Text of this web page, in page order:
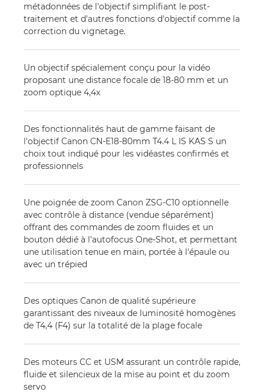
métadonnées de l'objectif simplifiant le post-
traitement et d'autres fonctions d'objectif comme la
correction du vignetage.
Un objectif spécialement conçu pour la vidéo
proposant une distance focale de 18-80 mm et un
zoom optique 4,4x
Des fonctionnalités haut de gamme faisant de
l'objectif Canon CN-E18-80mm T4.4 L IS KAS S un
choix tout indiqué pour les vidéastes confirmés et
professionnels
Une poignée de zoom Canon ZSG-C10 optionnelle
avec contrôle à distance (vendue séparément)
offrant des commandes de zoom fluides et un
bouton dédié à l'autofocus One-Shot, et permettant
une utilisation tenue en main, portée à l'épaule ou
avec un trépied
Des optiques Canon de qualité supérieure
garantissant des niveaux de luminosité homogènes
de T4,4 (F4) sur la totalité de la plage focale
Des moteurs CC et USM assurant un contrôle rapide,
fluide et silencieux de la mise au point et du zoom
servo